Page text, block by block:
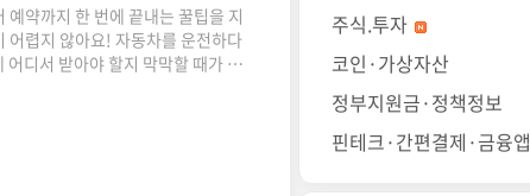
약까지 한 번에 끝내는 꿀팁을 지
어렵지 않아요! 자동차를 운전하다
디서 받아야 할지 막막할 때가 있
료 최대 30만 원원하는 날짜에 검
, 신뢰도 높음지정 정비업체(협력
가..
주식.투자
코인·가상자산
정부지원금·정책정보
핀테크·간편결제·금융앱